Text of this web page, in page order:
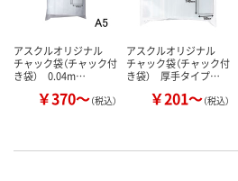
アスクルオリジナル
チャック袋（チャック付
き袋） 0.04m…
￥370～（税込）
アスクルオリジナル
チャック袋（チャック付
き袋） 厚手タイプ…
￥201～（税込）